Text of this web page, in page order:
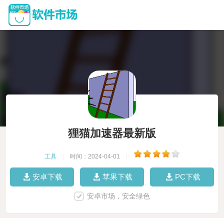
狸猫加速器最新版
工具 时间：2024-04-01
安卓下载 苹果下载 PC下载
安卓市场，安全绿色